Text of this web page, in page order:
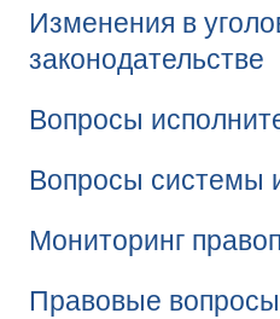
Изменения в
законодательстве
Вопросы
Вопросы системы
Мониторинг
Правовые